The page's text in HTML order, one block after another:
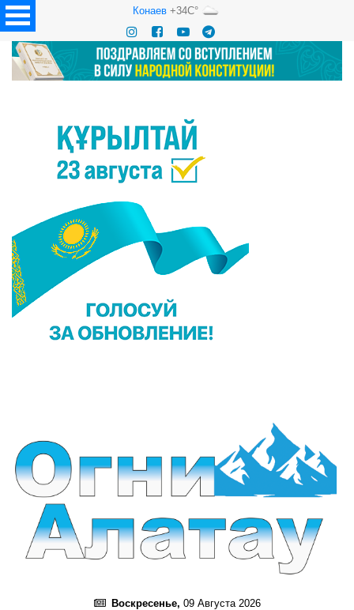
Конаев+34C°
Воскресенье, 09 Августа 2026